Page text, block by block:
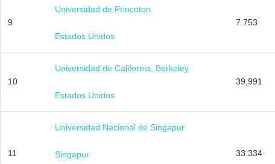
9
Universidad de Princeton
Estados Unidos
7.753
10
Universidad de California, Berkeley
Estados Unidos
39,991
11
Universidad Nacional de Singapur
Singapur
33.334